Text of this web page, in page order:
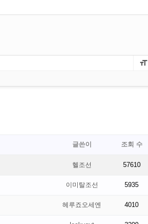

글쓴이 조회 수
헬조선 57610
이미탈조선 5935
헤루죠오세엔 4010